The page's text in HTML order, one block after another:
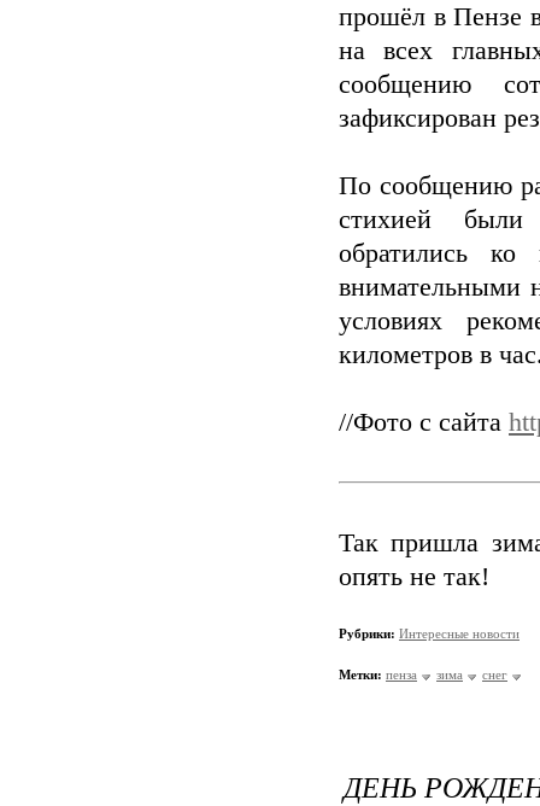
прошёл в Пензе
на всех
сообщению
зафиксирован
По сообщению
стихией
обратились
внимательными
условиях
километров в
//Фото с сайта
Так пришла
опять не так!
Рубрики: Интересные новости
Метки: пенза зима снег
ДЕНЬ